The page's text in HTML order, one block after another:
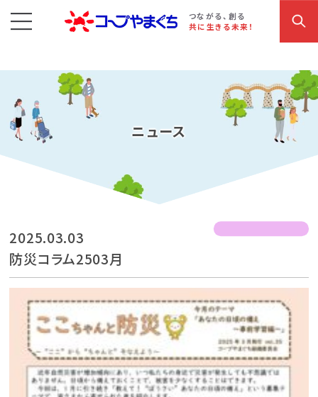
つながる、創る
共に生きる未来！
コープやまぐち お買い物・サービス こだわり商品 参加・イベント情報
ニュース
2025.03.03
防災コラム2503月